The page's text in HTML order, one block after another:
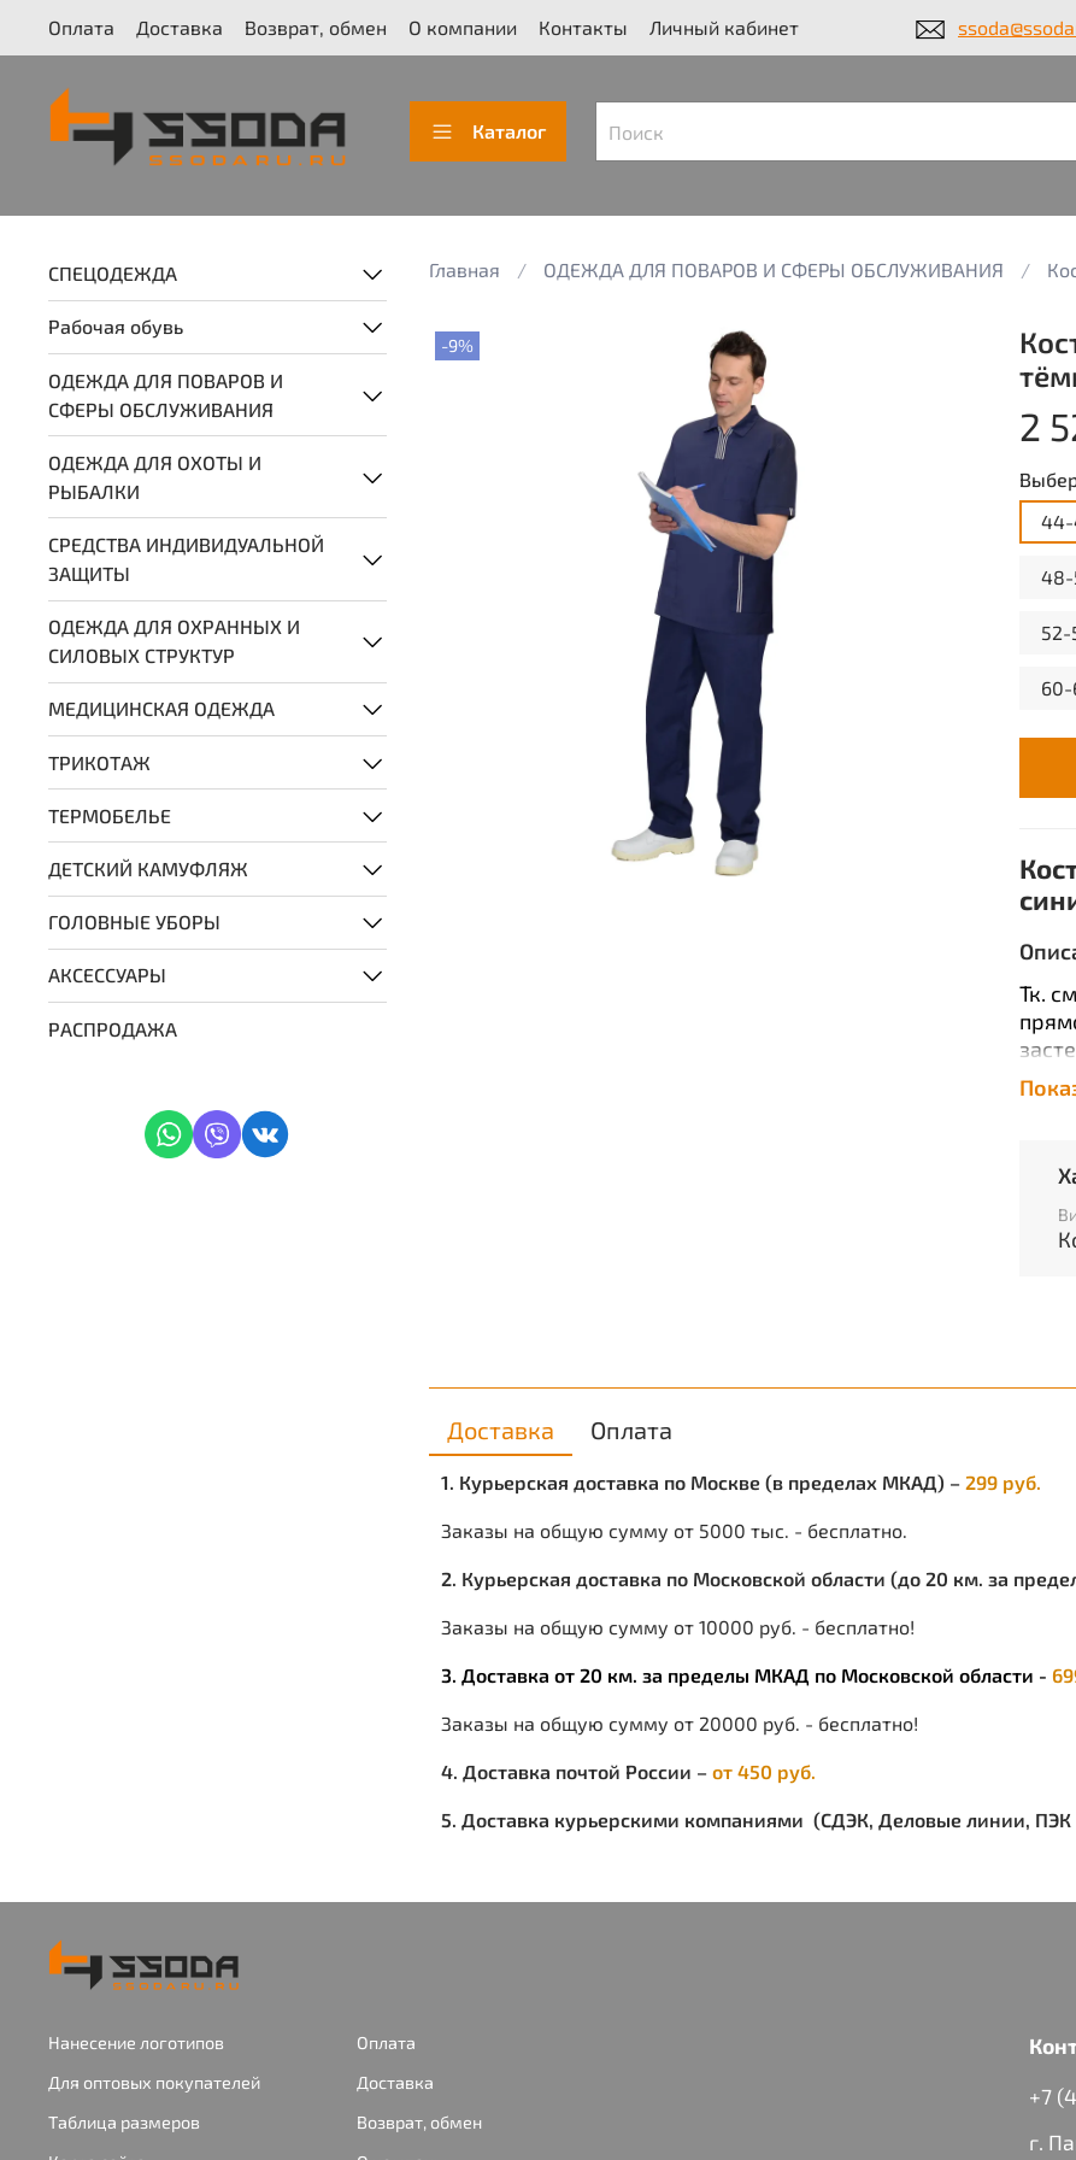
Оплата Доставка Возврат, обмен О компании Контакты Личный кабинет
Каталог
Главная ОДЕЖДА ДЛЯ ПОВАРОВ И СФЕРЫ ОБСЛУЖИВАНИЯ
-9%
2
44-
48-
52-
60-
Тк.
на
Доставка Оплата
1. Курьерская доставка по Москве (в пределах МКАД) – 299 руб.
Заказы на общую сумму от 5000 тыс. - бесплатно.
2. Курьерская доставка по Московской области (до 20 км. за
Заказы на общую сумму от 10000 руб. - бесплатно!
3. Доставка от 20 км. за пределы МКАД по Московской области -
Заказы на общую сумму от 20000 руб. - бесплатно!
4. Доставка почтой России – от 450 руб.
5. Доставка курьерскими компаниями (СДЭК, Деловые линии, ПЭК
СПЕЦОДЕЖДА
Рабочая обувь
ОДЕЖДА ДЛЯ ПОВАРОВ И
СФЕРЫ ОБСЛУЖИВАНИЯ
ОДЕЖДА ДЛЯ ОХОТЫ И
РЫБАЛКИ
СРЕДСТВА ИНДИВИДУАЛЬНОЙ
ЗАЩИТЫ
ОДЕЖДА ДЛЯ ОХРАННЫХ И
СИЛОВЫХ СТРУКТУР
МЕДИЦИНСКАЯ ОДЕЖДА
ТРИКОТАЖ
ТЕРМОБЕЛЬЕ
ДЕТСКИЙ КАМУФЛЯЖ
ГОЛОВНЫЕ УБОРЫ
АКСЕССУАРЫ
РАСПРОДАЖА
Нанесение логотипов
Для оптовых покупателей
Таблица размеров
Оплата
Доставка
Возврат, обмен
+7
г.